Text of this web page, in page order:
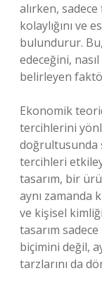
alırken, sadece
kolaylığını ve
bulundurur.
edeceğini,
belirleyen
Ekonomik
tercihlerini
doğrultusunda
tercihleri
tasarım, bir
aynı zamanda
ve kişisel
tasarım
biçimini değil,
tarzlarını da